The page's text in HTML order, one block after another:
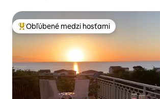
Najobľúbenejšie medzi hosťami
Obľúbené medzi hosťami